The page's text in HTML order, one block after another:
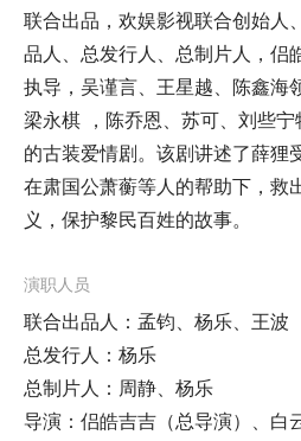
联合出品，欢娱影视联合创始人
品人、总发行人、总制片人，侣
执导，吴谨言、王星越、陈鑫海
梁永棋 ，陈乔恩、苏可、刘些
的古装爱情剧。该剧讲述了薛狸
在肃国公萧蘅等人的帮助下，救
义，保护黎民百姓的故事。
演职人员
联合出品人：孟钧、杨乐、王波
总发行人：杨乐
总制片人：周静、杨乐
导演：侣皓吉吉（总导演）、白